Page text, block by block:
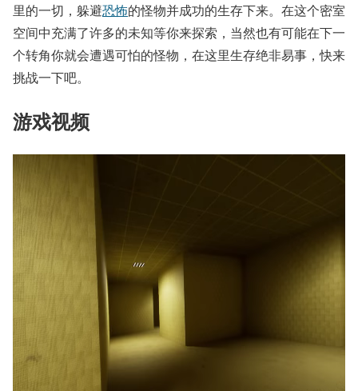
里的一切，躲避恐怖的怪物并成功的生存下来。在这个密室
空间中充满了许多的未知等你来探索，当然也有可能在下一
个转角你就会遭遇可怕的怪物，在这里生存绝非易事，快来
挑战一下吧。
游戏视频